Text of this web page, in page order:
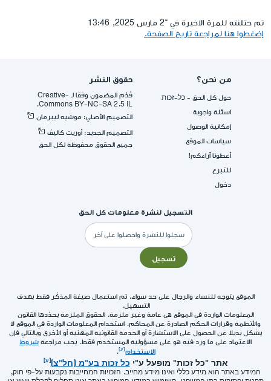
تم حتلنته للمرة الاخيرة في ־2 مارس 2025, 13:46
إضغطوا هنا لمراجعة تاريخ الصفحة.
من نحن؟
حول كل الحق - כל-זכות
اسئلة واجوبة
إمكانية الوصول
سياسات الموقع
أعطونا آراءكم!
للتبرع
دخول
حقوق النشر
قُدِّم المضمون وفقا لـ -Creative
Commons BY-NC-SA 2.5 IL.
التصميم الأصلي: موشيه ليبرمان
التصميم الجديد: أوريت كاليڤ
جميع الحقوق محفوظة لكل الحق
التسجيل لنشرة معلومات كل الحق
البريد
الإلكتروني
تسجيل
الموقع يتوجه للنساء والرجال على حد سواء. تم استعمال صيغة المذكّر فقط بهدف
التسهيل.
المعلومات الواردة في الموقع هي عامة وغير ملزمة. الحقوق الملزمة يحدّدها القانون
والأنظمة وقرارات الحكم الصادرة عن المحاكم. استخدام المعلومات الواردة في الموقع لا
يشكل بديلا عن الحصول على الاستشارة أو الخدمة القانونية المهنية أو الأخرى وبالتالي فإن
الاعتماد على ما ورد فيه هو على مسؤولية المستخدم فقط. يجب مراجعة شروط
الاستخدام
.
אתר "כל זכות" מופעל ע"י כל זכות בע"מ (חל"צ)
המידע באתר הוא מידע כללי ואינו מידע מחייב. הזכויות המחייבות נקבעות על-פי חוק,